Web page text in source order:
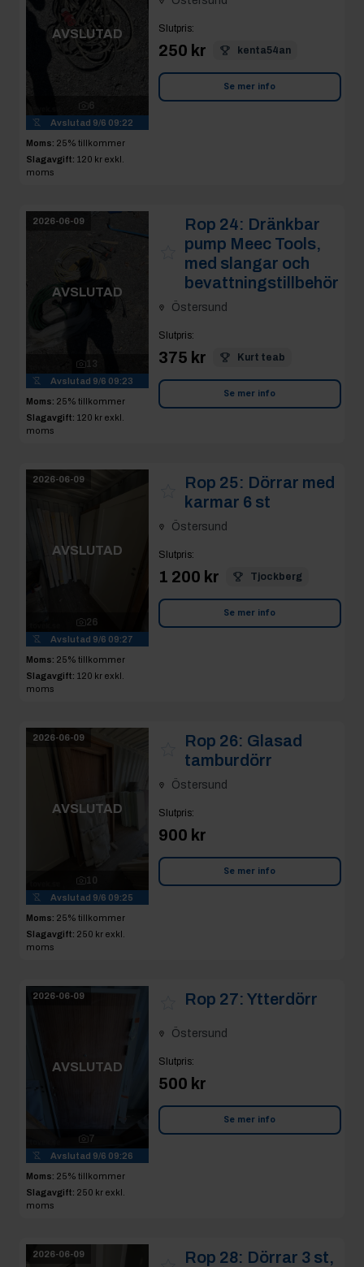
AVSLUTAD
6
Avslutad 9/6 09:22
Moms: 25% tillkommer
Slagavgift: 120 kr exkl.
moms
Slutpris:
250 kr kenta54an
Se mer info
2026-06-09
AVSLUTAD
13
Avslutad 9/6 09:23
Moms: 25% tillkommer
Slagavgift: 120 kr exkl.
moms
Rop 24: Dränkbar
pump Meec Tools,
med slangar och
bevattningstillbehör
Östersund
Slutpris:
375 kr Kurt teab
Se mer info
2026-06-09
AVSLUTAD
26
Avslutad 9/6 09:27
Moms: 25% tillkommer
Slagavgift: 120 kr exkl.
moms
Rop 25: Dörrar med
karmar 6 st
Östersund
Slutpris:
1 200 kr Tjockberg
Se mer info
2026-06-09
AVSLUTAD
10
Avslutad 9/6 09:25
Moms: 25% tillkommer
Slagavgift: 250 kr exkl.
moms
Rop 26: Glasad
tamburdörr
Östersund
Slutpris:
900 kr
Se mer info
2026-06-09
AVSLUTAD
7
Avslutad 9/6 09:26
Moms: 25% tillkommer
Slagavgift: 250 kr exkl.
moms
Rop 27: Ytterdörr
Östersund
Slutpris:
500 kr
Se mer info
2026-06-09 Rop 28: Dörrar 3 st,